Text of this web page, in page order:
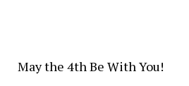
May the 4th Be With You!